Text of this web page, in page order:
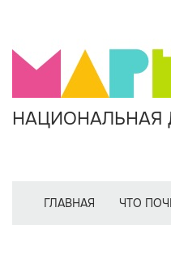
НАЦИОНАЛЬНАЯ
ГЛАВНАЯ ЧТО